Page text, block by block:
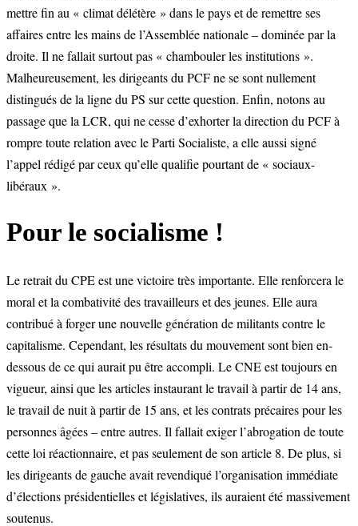
mettre fin au « climat délétère » dans le pays et de remettre ses
affaires entre les mains de l’Assemblée nationale – dominée par la
droite. Il ne fallait surtout pas « chambouler les institutions ».
Malheureusement, les dirigeants du PCF ne se sont nullement
distingués de la ligne du PS sur cette question. Enfin, notons au
passage que la LCR, qui ne cesse d’exhorter la direction du PCF à
rompre toute relation avec le Parti Socialiste, a elle aussi signé
l’appel rédigé par ceux qu’elle qualifie pourtant de « sociaux-
libéraux ».
Pour le socialisme !
Le retrait du CPE est une victoire très importante. Elle renforcera le
moral et la combativité des travailleurs et des jeunes. Elle aura
contribué à forger une nouvelle génération de militants contre le
capitalisme. Cependant, les résultats du mouvement sont bien en-
dessous de ce qui aurait pu être accompli. Le CNE est toujours en
vigueur, ainsi que les articles instaurant le travail à partir de 14 ans,
le travail de nuit à partir de 15 ans, et les contrats précaires pour les
personnes âgées – entre autres. Il fallait exiger l’abrogation de toute
cette loi réactionnaire, et pas seulement de son article 8. De plus, si
les dirigeants de gauche avait revendiqué l’organisation immédiate
d’élections présidentielles et législatives, ils auraient été massivement
soutenus.